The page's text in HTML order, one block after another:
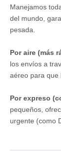
Manejamos
del mundo,
pesada.
Por aire (más
los envíos a
aéreo para que
Por expreso
pequeños,
urgente (como